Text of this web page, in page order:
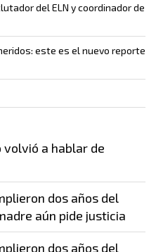
del ELN y coordinador de
este es el nuevo reporte
volvió a hablar de
dos años del
aún pide justicia
dos años del